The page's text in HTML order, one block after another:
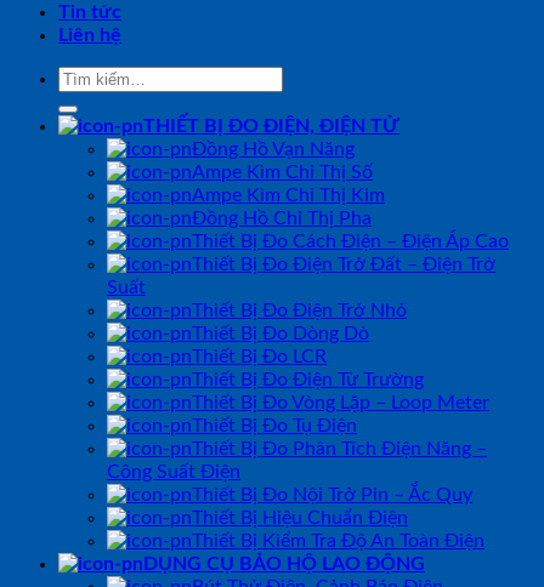
Tin tức
Liên hệ
Tìm
THIẾT BỊ ĐO ĐIỆN, ĐIỆN TỬ
Đồng Hồ Vạn Năng
Ampe Kìm Chỉ Thị Số
Ampe Kìm Chỉ Thị Kim
Đồng Hồ Chỉ Thị Pha
Thiết Bị Đo Cách Điện – Điện Áp Cao
Thiết Bị Đo Điện Trở Đất – Điện Trở
Suất
Thiết Bị Đo Điện Trở Nhỏ
Thiết Bị Đo Dòng Dò
Thiết Bị Đo LCR
Thiết Bị Đo Điện Từ Trường
Thiết Bị Đo Vòng Lặp – Loop Meter
Thiết Bị Đo Tụ Điện
Thiết Bị Đo Phân Tích Điện Năng –
Công Suất Điện
Thiết Bị Đo Nội Trở Pin – Ắc Quy
Thiết Bị Hiệu Chuẩn Điện
Thiết Bị Kiểm Tra Độ An Toàn Điện
DỤNG CỤ BẢO HỘ LAO ĐỘNG